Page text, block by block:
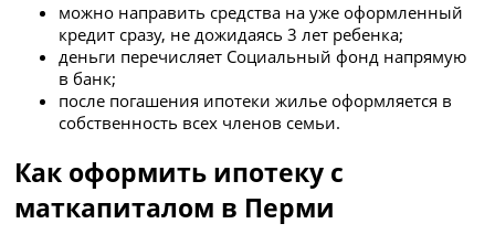
можно направить средства на уже оформленный
кредит сразу, не дожидаясь 3 лет ребенка;
деньги перечисляет Социальный фонд напрямую
в банк;
после погашения ипотеки жилье оформляется в
собственность всех членов семьи.
Как оформить ипотеку с
маткапиталом в Перми